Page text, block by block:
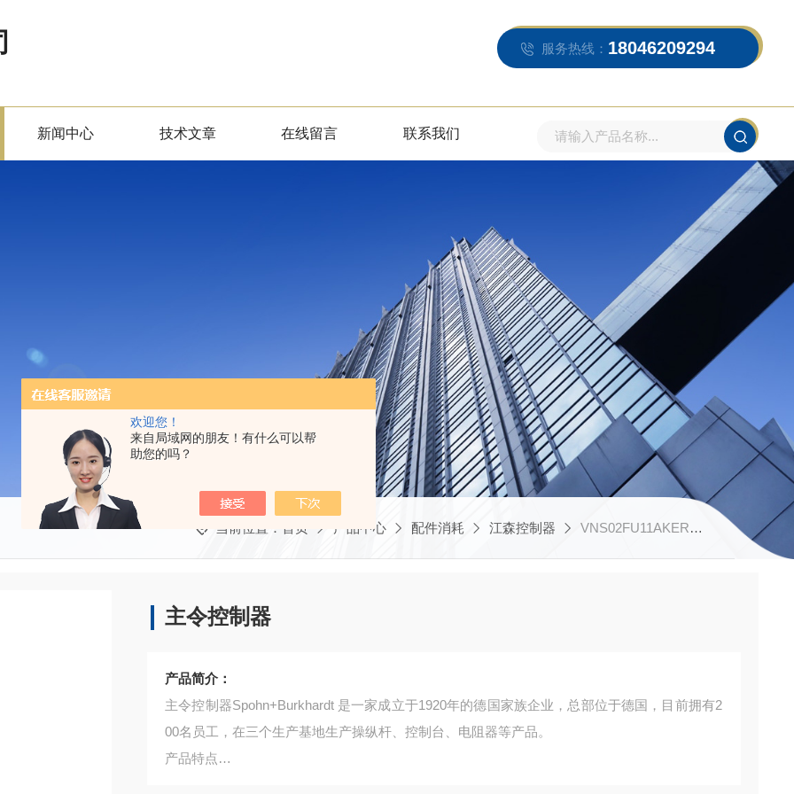
欢迎您！
来自局域网的朋友！有什么可以帮
助您的吗？
服务热线： 18046209294
新闻中心 技术文章 在线留言 联系我们
当前位置： 首页 产品中心 配件消耗 江森控制器 VNS02FU11AKERP91主令控制器
主令控制器
产品简介：
主令控制器Spohn+Burkhardt 是一家成立于1920年的德国家族企业，总部位于德国，目前拥有2
00名员工，在三个生产基地生产操纵杆、控制台、电阻器等产品。 ‌
产品特点